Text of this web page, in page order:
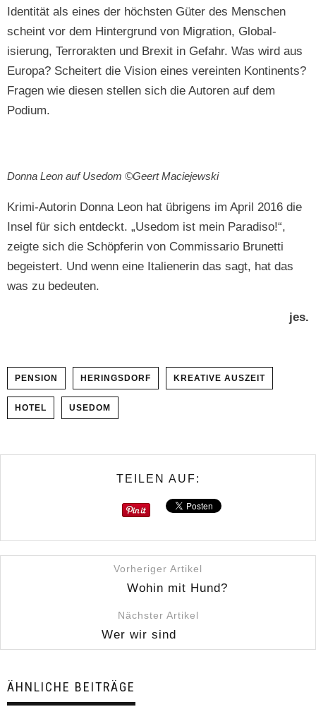
Iden­tität als eines der höch­sten Güter des Men­schen
scheint vor dem Hin­ter­grund von Migra­tion, Glob­al­
isierung, Ter­ro­rak­ten und Brex­it in Gefahr. Was wird aus
Europa? Scheit­ert die Vision eines vere­in­ten Kon­ti­nents?
Fra­gen wie diesen stellen sich die Autoren auf dem
Podium.
Don­na Leon auf Use­dom ©Geert Maciejewski
Kri­mi-Autorin Don­na Leon hat übri­gens im April 2016 die
Insel für sich ent­deckt. „Use­dom ist mein Par­adiso!“,
zeigte sich die Schöpferin von Com­mis­sario Brunet­ti
begeis­tert. Und wenn eine Ital­iener­in das sagt, hat das
was zu bedeuten.
jes.
PENSION HERINGSDORF KREATIVE AUSZEIT
HOTEL USEDOM
TEILEN AUF:
Vorheriger Artikel
Wohin mit Hund?
Nächster Artikel
Wer wir sind
ÄHNLICHE BEITRÄGE